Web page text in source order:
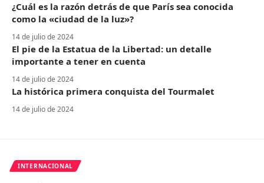
¿Cuál es la razón detrás de que París sea conocida
como la «ciudad de la luz»?
14 de julio de 2024
El pie de la Estatua de la Libertad: un detalle
importante a tener en cuenta
14 de julio de 2024
La histórica primera conquista del Tourmalet
14 de julio de 2024
INTERNACIONAL